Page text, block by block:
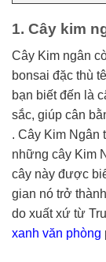
1. Cây kim
Cây Kim ngân
bonsai đặc thù
bạn biết đến là
sắc, giúp cân
. Cây Kim
những cây Kim
cây này được
gian nó trở
do xuất xứ từ
xanh văn phòng